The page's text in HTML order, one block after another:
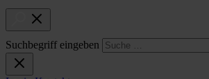
Suchbegriff eingeben